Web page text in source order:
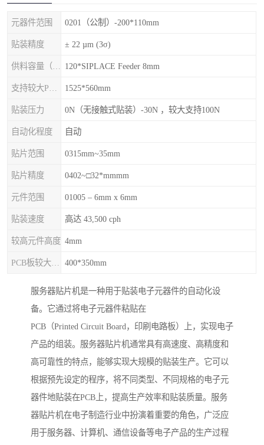
元器件范围 0201（公制）-200*110mm
贴装精度 ± 22 µm (3σ)
120*SIPLACE Feeder 8mm
1525*560mm
贴装压力 0N（无接触式贴装）-30N ，较大支持100N
自动化程度 自动
贴片范围 0315mm~35mm
贴片精度 0402~□32*mmmm
元件范围 01005 – 6mm x 6mm
贴装速度 高达 43,500 cph
较高元件高度 4mm
400*350mm
服务器贴片机是一种用于贴装电子元器件的自动化设
备。它通过将电子元器件粘贴在
PCB（Printed Circuit Board，印刷电路板）上，实现电子
产品的组装。服务器贴片机通常具有高速度、高精度和
高可靠性的特点，能够实现大规模的贴装生产。它可以
根据预先设定的程序，将不同类型、不同规格的电子元
器件地贴装在PCB上，提高生产效率和贴装质量。服务
器贴片机在电子制造行业中扮演着重要的角色，广泛应
用于服务器、计算机、通信设备等电子产品的生产过程